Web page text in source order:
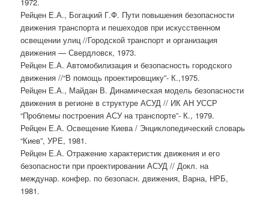
Рейцен Е.А., Богацкий Г.Ф. Пути повышения безопасности
движения транспорта и пешеходов при искусственном
освещении улиц //Городской транспорт и организация
движения — Свердловск, 1973.
Рейцен Е.А. Автомобилизация и безопасность городского
движения //“В помощь проектировщику”- К.,1975.
Рейцен Е.А., Майдан В. Динамическая модель безопасности
движения в регионе в структуре АСУД // ИК АН УССР
“Проблемы построения АСУ на транспорте”- К., 1979.
Рейцен Е.А. Освещение Киева / Энциклопедический словарь
“Киев”, УРЕ, 1981.
Рейцен Е.А. Отражение характеристик движения и его
безопасности при проектировании АСУД // Докл. на
междунар. конфер. по безопасн. движения, Варна, НРБ,
1981.